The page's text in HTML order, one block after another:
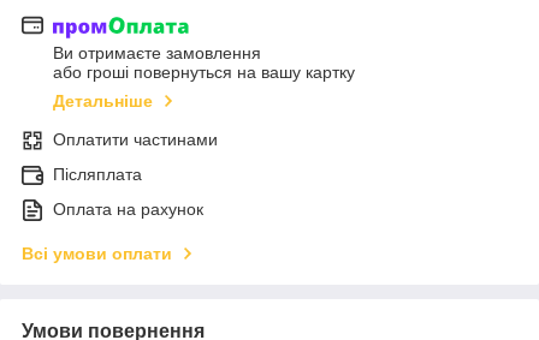
Ви отримаєте замовлення
або гроші повернуться на вашу картку
Детальніше
Оплатити частинами
Післяплата
Оплата на рахунок
Всі умови оплати
Умови повернення